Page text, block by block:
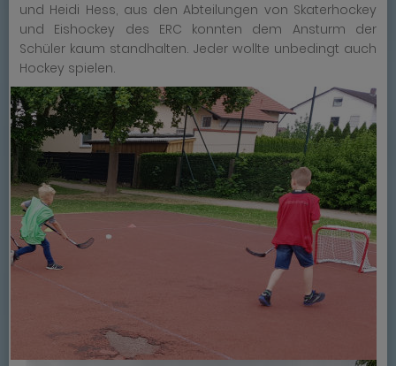
und Heidi Hess, aus den Abteilungen von Skaterhockey
und Eishockey des ERC konnten dem Ansturm der
Schüler kaum standhalten. Jeder wollte unbedingt auch
Hockey spielen.